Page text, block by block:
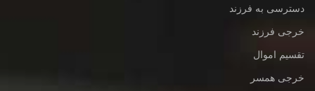
دسترسی به فرزند
خرجی فرزند
تقسیم اموال
خرجی همسر